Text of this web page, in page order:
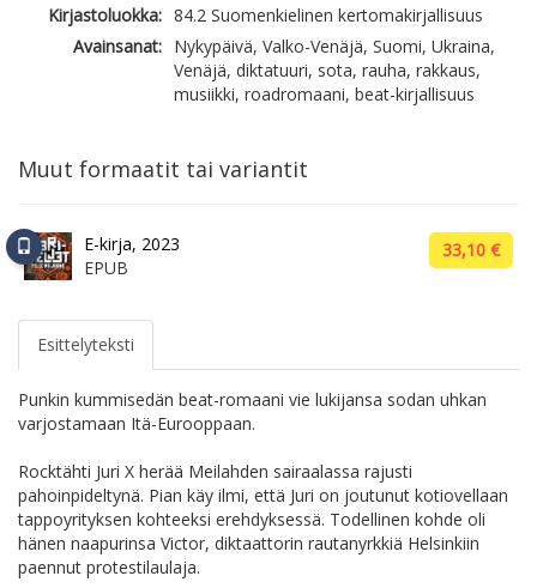
Kirjastoluokka: 84.2 Suomenkielinen kertomakirjallisuus
Avainsanat: Nykypäivä, Valko-Venäjä, Suomi, Ukraina,
Venäjä, diktatuuri, sota, rauha, rakkaus,
musiikki, roadromaani, beat-kirjallisuus
Muut formaatit tai variantit
E-kirja, 2023
EPUB
33,10 €
Esittelyteksti
Punkin kummisedän beat-romaani vie lukijansa sodan uhkan
varjostamaan Itä-Eurooppaan.
Rocktähti Juri X herää Meilahden sairaalassa rajusti
pahoinpideltynä. Pian käy ilmi, että Juri on joutunut kotiovellaan
tappoyrityksen kohteeksi erehdyksessä. Todellinen kohde oli
hänen naapurinsa Victor, diktaattorin rautanyrkkiä Helsinkiin
paennut protestilaulaja.